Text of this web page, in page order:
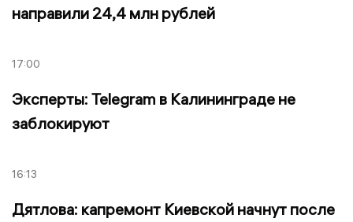
направили 24,4 млн рублей
17:00
Эксперты: Telegram в Калининграде не
заблокируют
16:13
Дятлова: капремонт Киевской начнут после